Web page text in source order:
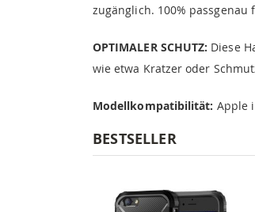
zugänglich. 100% passgenau
OPTIMALER SCHUTZ: Diese
wie etwa Kratzer oder
Modellkompatibilität: Apple
BESTSELLER